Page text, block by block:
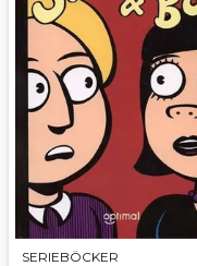
SERIEBÖCKER